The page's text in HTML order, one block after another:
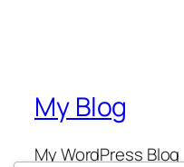
My Blog
My WordPress Blog